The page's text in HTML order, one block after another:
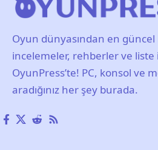
Oyun dünyasından en güncel
incelemeler, rehberler ve liste
OyunPress’te! PC, konsol ve
aradığınız her şey burada.